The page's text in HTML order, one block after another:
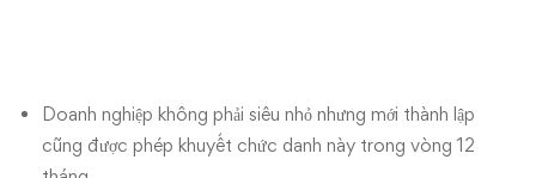
Doanh nghiệp không phải siêu nhỏ nhưng mới thành lập
cũng được phép khuyết chức danh này trong vòng 12